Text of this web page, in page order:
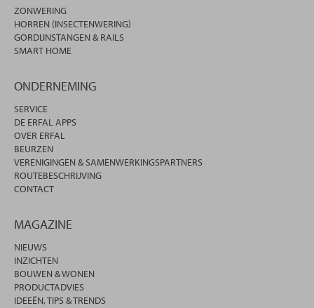
ZONWERING
HORREN (INSECTENWERING)
GORDIJNSTANGEN & RAILS
SMART HOME
ONDERNEMING
SERVICE
DE ERFAL APPS
OVER ERFAL
BEURZEN
VERENIGINGEN & SAMENWERKINGSPARTNERS
ROUTEBESCHRIJVING
CONTACT
MAGAZINE
NIEUWS
INZICHTEN
BOUWEN & WONEN
PRODUCTADVIES
IDEEËN, TIPS & TRENDS